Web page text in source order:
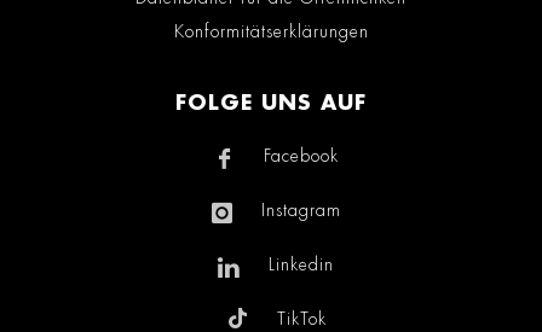
Konformitätserklärungen
FOLGE UNS AUF
Facebook
Instagram
Linkedin
TikTok